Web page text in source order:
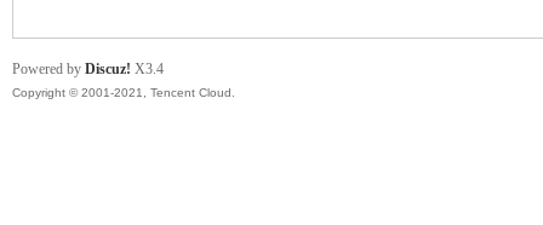
Powered by Discuz! X3.4
Copyright © 2001-2021, Tencent Cloud.